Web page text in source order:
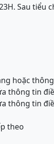
Sau tiểu
hoặc
thông tin
thông tin
theo